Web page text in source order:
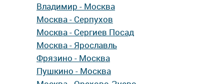
Владимир - Москва
Москва - Серпухов
Москва - Сергиев Посад
Москва - Ярославль
Фрязино - Москва
Пушкино - Москва